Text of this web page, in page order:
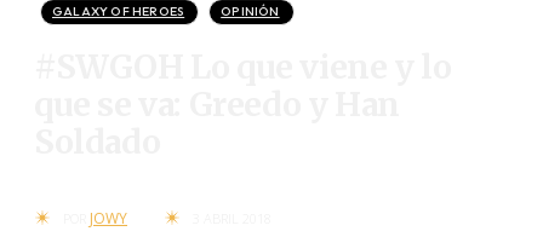
GALAXY OF HEROES OPINIÓN
JOWY